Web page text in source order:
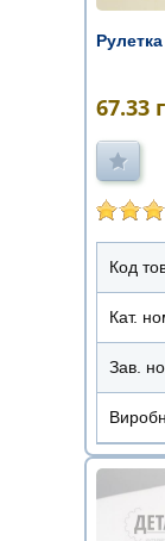
67.33
Код
Кат.
Зав.